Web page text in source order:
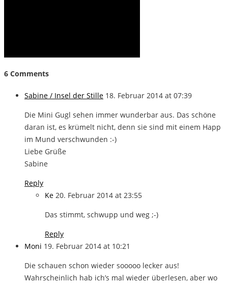
6 Comments
Sabine / Insel der Stille 18. Februar 2014 at 07:39
Die Mini Gugl sehen immer wunderbar aus. Das schöne
daran ist, es krümelt nicht, denn sie sind mit einem Happ
im Mund verschwunden :-)
Liebe Grüße
Sabine
Reply
Ke 20. Februar 2014 at 23:55
Das stimmt, schwupp und weg ;-)
Reply
Moni 19. Februar 2014 at 10:21
Die schauen schon wieder sooooo lecker aus!
Wahrscheinlich hab ich’s mal wieder überlesen, aber wo